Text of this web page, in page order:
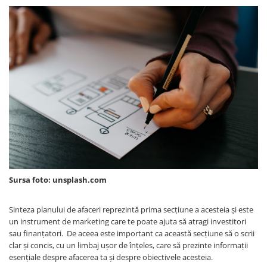
Sursa foto: unsplash.com
Sinteza planului de afaceri reprezintă prima secțiune a acesteia și este
un instrument de marketing care te poate ajuta să atragi investitori
sau finanțatori. De aceea este important ca această secțiune să o scrii
clar și concis, cu un limbaj ușor de înțeles, care să prezinte informații
esențiale despre afacerea ta și despre obiectivele acesteia.